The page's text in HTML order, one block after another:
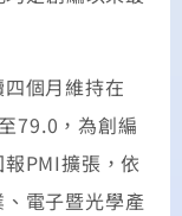
個月維持在
79.0，為創編
PMI擴張，依
電子暨光學產